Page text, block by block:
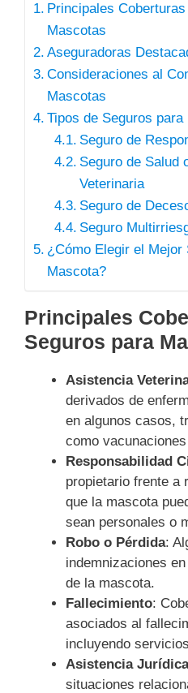
Principales
Mascotas
Aseguradoras
Consideraciones al
Mascotas
Tipos de Seguros
Seguro de
Seguro de Salud
Veterinaria
Seguro de
Seguro
¿Cómo Elegir el Mejor
Mascota?
Principales
Seguros para
Asistencia
derivados de
en algunos casos,
como
Responsabilidad
propietario frente a
que la mascota
sean personales o
Robo o Pérdida:
indemnizaciones
de la mascota.
Fallecimiento:
asociados al
incluyendo
Asistencia Jurídica
situaciones